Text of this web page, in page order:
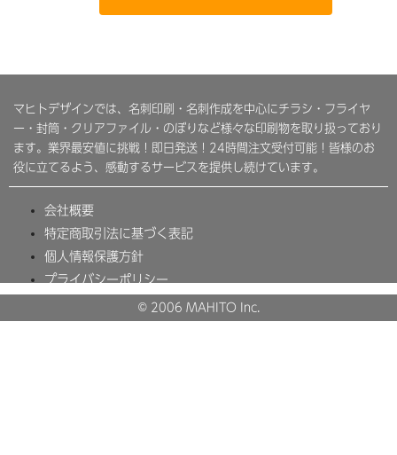
マヒトデザインでは、名刺印刷・名刺作成を中心にチラシ・フライヤ
ー・封筒・クリアファイル・のぼりなど様々な印刷物を取り扱っており
ます。業界最安値に挑戦！即日発送！24時間注文受付可能！皆様のお
役に立てるよう、感動するサービスを提供し続けています。
会社概要
特定商取引法に基づく表記
個人情報保護方針
プライバシーポリシー
© 2006 MAHITO Inc.